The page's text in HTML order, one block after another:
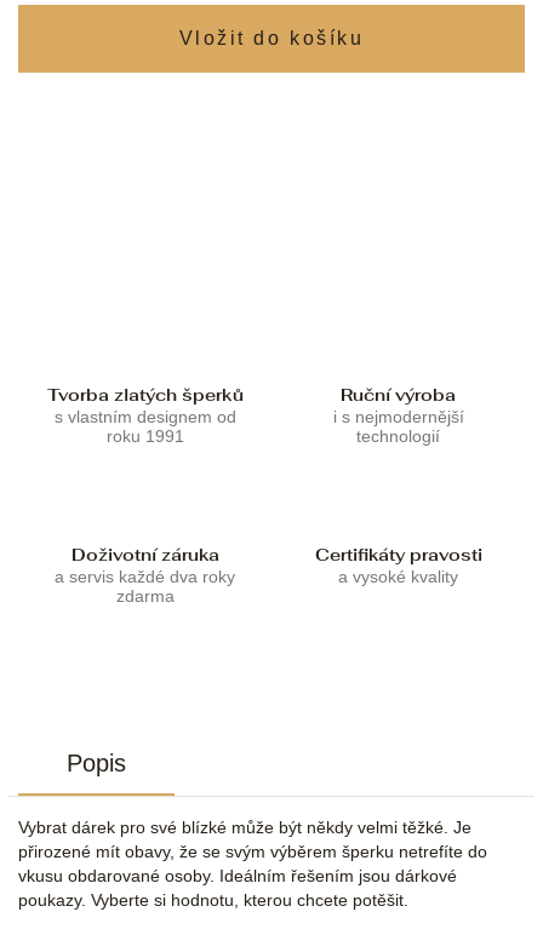
Tvorba zlatých šperků
s vlastním designem od
roku 1991
Ruční výroba
i s nejmodernější
technologií
Doživotní záruka
a servis každé dva roky
zdarma
Certifikáty pravosti
a vysoké kvality
Popis
Vybrat dárek pro své blízké může být někdy velmi těžké. Je
přirozené mít obavy, že se svým výběrem šperku netrefíte do
vkusu obdarované osoby. Ideálním řešením jsou dárkové
poukazy. Vyberte si hodnotu, kterou chcete potěšit.